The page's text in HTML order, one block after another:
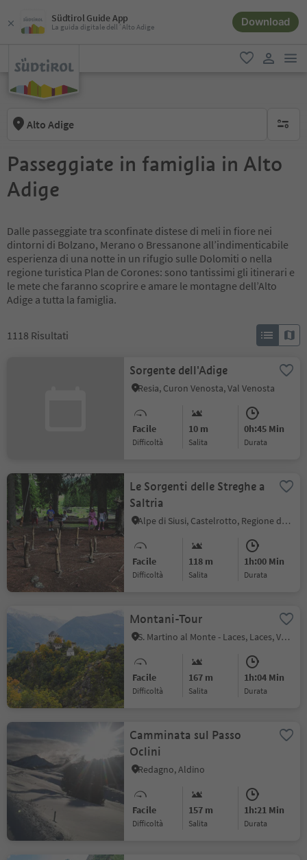
Südtirol Guide App
La guida digitale dell´Alto Adige Download
favoriti
Alto Adige
Passeggiate in famiglia in Alto
Adige
Dalle passeggiate tra sconfinate distese di meli in fiore nei
dintorni di Bolzano, Merano o Bressanone all’indimenticabile
esperienza di una notte in un rifugio sulle Dolomiti o nella
regione turistica Plan de Corones: sono tantissimi gli itinerari e
le mete che faranno scoprire e amare le montagne dell’Alto
Adige a tutta la famiglia.
1118 Risultati
Sorgente dell'Adige
Resia, Curon Venosta, Val Venosta
Facile
Difficoltà
10 m
Salita
0h:45 Min
durata
Le Sorgenti delle Streghe a
Saltria
Alpe di Siusi, Castelrotto, Regione dolomitica Alpe di Siusi
Facile
Difficoltà
118 m
Salita
1h:00 Min
durata
Montani-Tour
S. Martino al Monte - Laces, Laces, Val Venosta
Facile
Difficoltà
167 m
Salita
1h:04 Min
durata
Camminata sul Passo
Oclini
Redagno, Aldino
Facile
Difficoltà
157 m
Salita
1h:21 Min
durata